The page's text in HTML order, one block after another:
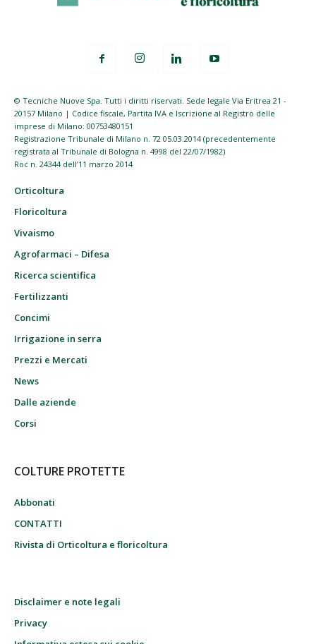
© Tecniche Nuove Spa. Tutti i diritti riservati. Sede legale Via Eritrea 21 -
20157 Milano | Codice fiscale, Partita IVA e Iscrizione al Registro delle
imprese di Milano: 00753480151
Registrazione Tribunale di Milano n. 72 05.03.2014 (precedentemente
registrata al Tribunale di Bologna n. 4998 del 22/07/1982)
Roc n. 24344 dell’11 marzo 2014
Orticoltura
Floricoltura
Vivaismo
Agrofarmaci – Difesa
Ricerca scientifica
Fertilizzanti
Concimi
Irrigazione in serra
Prezzi e Mercati
News
Dalle aziende
Corsi
COLTURE PROTETTE
Abbonati
CONTATTI
Rivista di Orticoltura e floricoltura
Disclaimer e note legali
Privacy